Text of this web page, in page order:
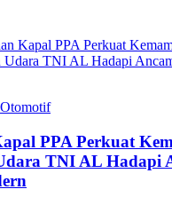
PPA Perkuat
TNI AL Hadapi